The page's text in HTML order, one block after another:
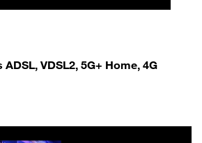
VDSL2, 5G+ Home, 4G